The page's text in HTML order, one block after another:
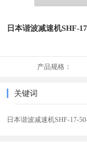
日本谐波减速机SHF-
产品规格：
关键词
日本谐波减速机SHF-17-